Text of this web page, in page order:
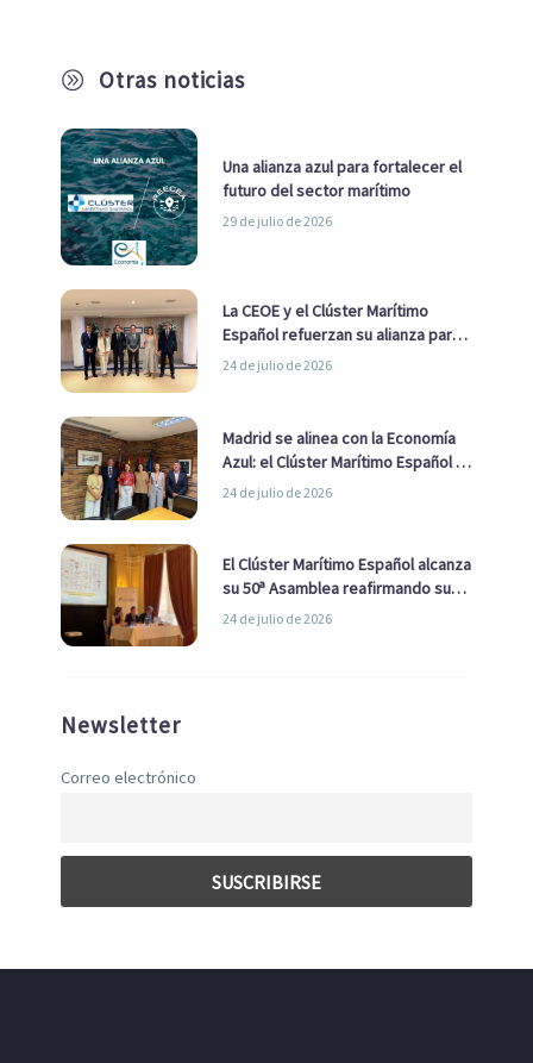
A Otras noticias
Una alianza azul para fortalecer el
futuro del sector marítimo
29 de julio de 2026
La CEOE y el Clúster Marítimo
Español refuerzan su alianza para
impulsar una estrategia Nacional
24 de julio de 2026
Madrid se alinea con la Economía
Azul: el Clúster Marítimo Español y
la Real Liga Naval avanzan alianzas
24 de julio de 2026
El Clúster Marítimo Español alcanza
su 50ª Asamblea reafirmando su
liderazgo en la Economía Azul
24 de julio de 2026
Newsletter
Correo electrónico